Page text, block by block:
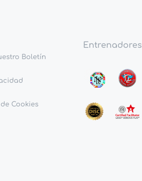
Boletín
Cookies